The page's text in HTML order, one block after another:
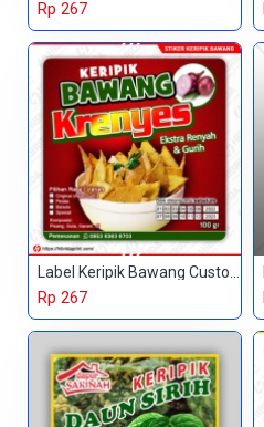
Rp 267
Label Keripik Bawang Custom
Rp 267